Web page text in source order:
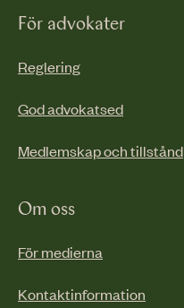
För advokater
Reglering
God advokatsed
Medlemskap och tillstånd
Om oss
För medierna
Kontaktinformation